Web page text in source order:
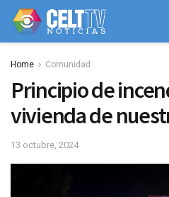
Home Comunidad
Principio de
vivienda de
13 octubre, 2024